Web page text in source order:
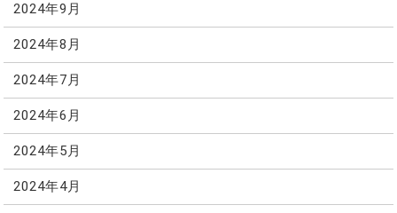
2024年9月
2024年8月
2024年7月
2024年6月
2024年5月
2024年4月